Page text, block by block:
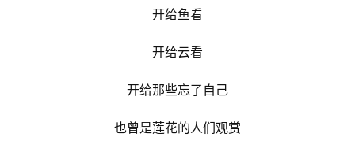
开给鱼看
开给云看
开给那些忘了自己
也曾是莲花的人们观赏